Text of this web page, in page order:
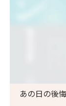
あの日の後